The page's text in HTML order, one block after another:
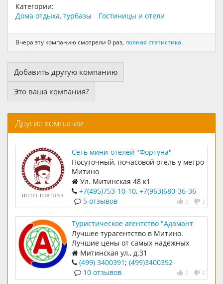
Категории:
Дома отдыха, турбазы
Гостиницы и отели
Вчера эту компанию смотрели 0 раз, полная статистика.
Добавить другую компанию
Это ваша компания?
Другие компании
Сеть мини-отелей "Фортуна"
Посуточный, почасовой отель у метро
Митино
Ул. Митинская 48 к1
+7(495)753-10-10, +7(963)680-36-36
2 2
5 отзывов
Туристическое агентство "Адамант
тур"
Лучшее турагентство в Митино.
Лучшие цены от самых надежных
операторов
Митинская ул., д.31
(499) 3400391; (499)3400392
2 0
10 отзывов